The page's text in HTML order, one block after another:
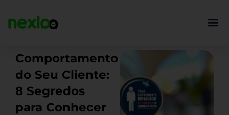
para
Comportamento
do Seu Cliente:
8 Segredos
para Conhecer